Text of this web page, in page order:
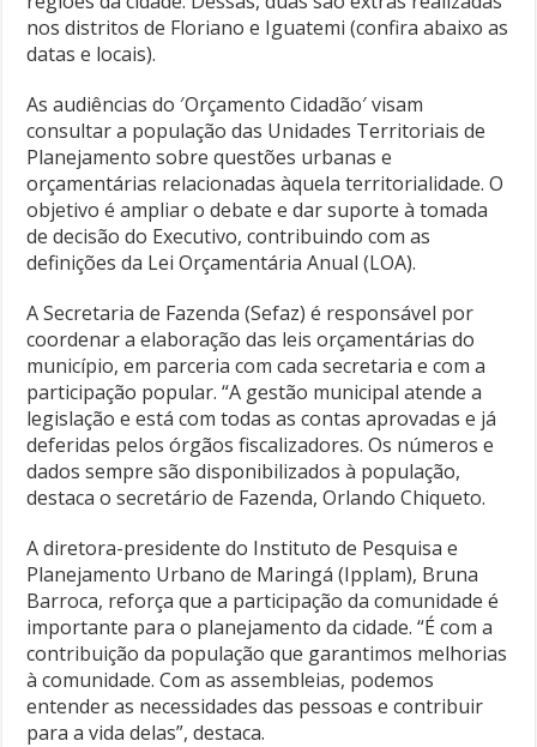
nos distritos de Floriano e Iguatemi (confira abaixo as
datas e locais).
As audiências do ′Orçamento Cidadão′ visam
consultar a população das Unidades Territoriais de
Planejamento sobre questões urbanas e
orçamentárias relacionadas àquela territorialidade. O
objetivo é ampliar o debate e dar suporte à tomada
de decisão do Executivo, contribuindo com as
definições da Lei Orçamentária Anual (LOA).
A Secretaria de Fazenda (Sefaz) é responsável por
coordenar a elaboração das leis orçamentárias do
município, em parceria com cada secretaria e com a
participação popular. “A gestão municipal atende a
legislação e está com todas as contas aprovadas e já
deferidas pelos órgãos fiscalizadores. Os números e
dados sempre são disponibilizados à população,
destaca o secretário de Fazenda, Orlando Chiqueto.
A diretora-presidente do Instituto de Pesquisa e
Planejamento Urbano de Maringá (Ipplam), Bruna
Barroca, reforça que a participação da comunidade é
importante para o planejamento da cidade. “É com a
contribuição da população que garantimos melhorias
à comunidade. Com as assembleias, podemos
entender as necessidades das pessoas e contribuir
para a vida delas”, destaca.